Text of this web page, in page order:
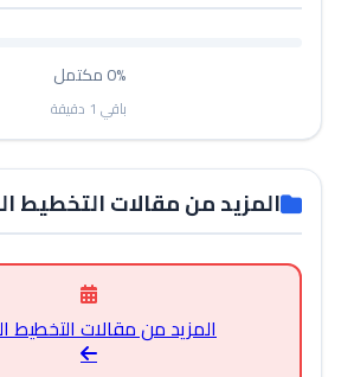
0%مكتمل
باقي 1 دقيقة
المزيد من مقالات التخطيط
المزيد من مقالات التخطيط